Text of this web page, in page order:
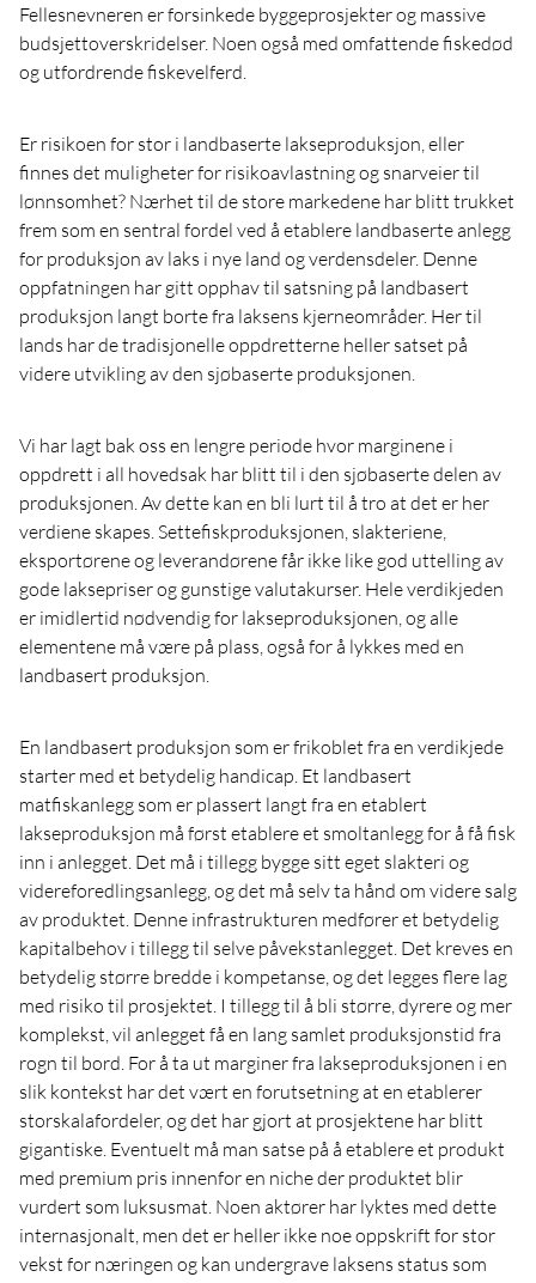
Fellesnevneren er forsinkede byggeprosjekter og massive
budsjettoverskridelser. Noen også med omfattende fiskedød
og utfordrende fiskevelferd.
Er risikoen for stor i landbaserte lakseproduksjon, eller
finnes det muligheter for risikoavlastning og snarveier til
lønnsomhet? Nærhet til de store markedene har blitt trukket
frem som en sentral fordel ved å etablere landbaserte anlegg
for produksjon av laks i nye land og verdensdeler. Denne
oppfatningen har gitt opphav til satsning på landbasert
produksjon langt borte fra laksens kjerneområder. Her til
lands har de tradisjonelle oppdretterne heller satset på
videre utvikling av den sjøbaserte produksjonen.
Vi har lagt bak oss en lengre periode hvor marginene i
oppdrett i all hovedsak har blitt til i den sjøbaserte delen av
produksjonen. Av dette kan en bli lurt til å tro at det er her
verdiene skapes. Settefiskproduksjonen, slakteriene,
eksportørene og leverandørene får ikke like god uttelling av
gode laksepriser og gunstige valutakurser. Hele verdikjeden
er imidlertid nødvendig for lakseproduksjonen, og alle
elementene må være på plass, også for å lykkes med en
landbasert produksjon.
En landbasert produksjon som er frikoblet fra en verdikjede
starter med et betydelig handicap. Et landbasert
matfiskanlegg som er plassert langt fra en etablert
lakseproduksjon må først etablere et smoltanlegg for å få fisk
inn i anlegget. Det må i tillegg bygge sitt eget slakteri og
videreforedlingsanlegg, og det må selv ta hånd om videre salg
av produktet. Denne infrastrukturen medfører et betydelig
kapitalbehov i tillegg til selve påvekstanlegget. Det kreves en
betydelig større bredde i kompetanse, og det legges flere lag
med risiko til prosjektet. I tillegg til å bli større, dyrere og mer
komplekst, vil anlegget få en lang samlet produksjonstid fra
rogn til bord. For å ta ut marginer fra lakseproduksjonen i en
slik kontekst har det vært en forutsetning at en etablerer
storskalafordeler, og det har gjort at prosjektene har blitt
gigantiske. Eventuelt må man satse på å etablere et produkt
med premium pris innenfor en niche der produktet blir
vurdert som luksusmat. Noen aktører har lyktes med dette
internasjonalt, men det er heller ikke noe oppskrift for stor
vekst for næringen og kan undergrave laksens status som